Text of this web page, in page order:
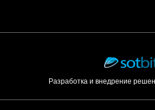
Разработка и внедрение